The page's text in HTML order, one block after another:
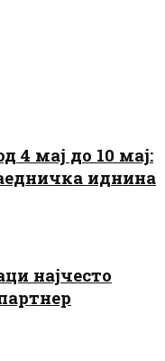
4 мај до 10 мај:
иднина
најчесто